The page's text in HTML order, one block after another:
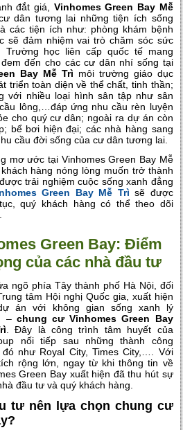
đắt giá, Vinhomes Green Bay Mễ
dân tương lai những tiện ích sống
các tiện ích như: phòng khám bệnh
sẽ đảm nhiệm vai trò chăm sóc sức
học liên cấp quốc tế mang
đến cho các cư dân nhí sống tại
Bay Mễ Trì môi trường giáo dục
triển toàn diện về thể chất, tinh thần;
với nhiều loại hình sân tập như sân
lông,…đáp ứng nhu cầu rèn luyện
cho quý cư dân; ngoài ra dự án còn
bể bơi hiện đại; các nhà hàng sang
cầu đời sống của cư dân tương lai.
mơ ước tại Vinhomes Green Bay Mễ
hàng nóng lòng muốn trở thành
trải nghiệm cuộc sống xanh đẳng
Green Bay Mễ Trìsẽ được
quý khách hàng có thể theo dõi
Green Bay: Điểm
của các nhà đầu tư
ngõ phía Tây thành phố Hà Nội, đối
tâm Hội nghị Quốc gia, xuất hiện
án với không gian sống xanh lý
– chung cư Vinhomes Green Bay
. Đây là công trình tâm huyết của
nối tiếp sau những thành công
như Royal City, Times City,…. Với
rộng lớn, ngay từ khi thông tin về
Green Bay xuất hiện đã thu hút sự
đầu tư và quý khách hàng.
tư nên lựa chọn chung cư